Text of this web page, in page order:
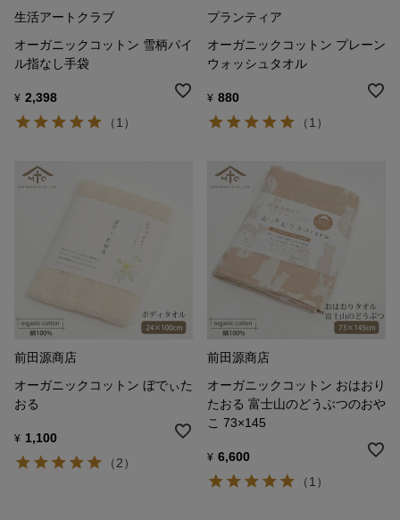
生活アートクラブ
オーガニックコットン 雪柄パイ
ル指なし手袋
¥ 2,398
（1）
プランティア
オーガニックコットン プレーン
ウォッシュタオル
¥ 880
（1）
前田源商店
オーガニックコットン ぼでぃた
おる
¥ 1,100
（2）
前田源商店
オーガニックコットン おはおり
たおる 富士山のどうぶつのおや
こ 73×145
¥ 6,600
（1）